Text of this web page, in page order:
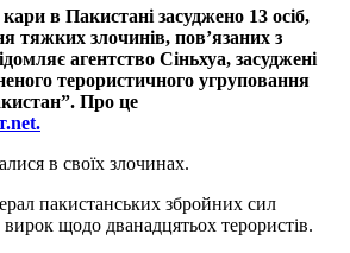
в Пакистані засуджено 13 осіб,
тяжких злочинів, пов’язаних з
агентство Сіньхуа, засуджені
терористичного угруповання
Про це
в своїх злочинах.
пакистанських збройних сил
щодо дванадцятьох терористів.